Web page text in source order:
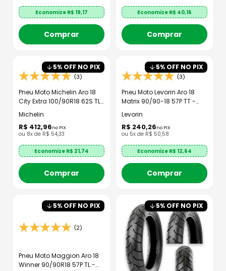
Economize R$ 19,17
Comprar
Economize R$ 40,16
Comprar
5% OFF NO PIX
(3)
Pneu Moto Michelin Aro 18
City Extra 100/90R18 62S TL
- Traseiro
Michelin
R$ 412,96no PIX
ou 8x de R$ 54,33
Economize R$ 21,74
Comprar
5% OFF NO PIX
(3)
Pneu Moto Levorin Aro 18
Matrix 90/90-18 57P TT -
Traseiro
Levorin
R$ 240,26no PIX
ou 5x de R$ 50,58
Economize R$ 12,64
Comprar
5% OFF NO PIX
(2)
Pneu Moto Maggion Aro 18
Winner 90/90R18 57P TL -
5% OFF NO PIX